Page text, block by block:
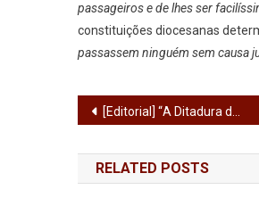
passageiros e de lhes ser
constituições diocesanas
passassem ninguém sem causa
Navegação
de
artigos
[Editorial] “A Ditadura do Regimento”
RELATED POSTS